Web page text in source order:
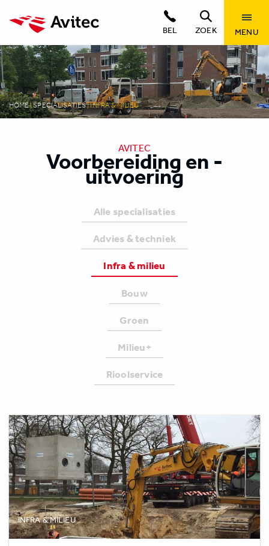
BEL ZOEK MENU
HOME|SPECIALISATIES|INFRA & MILIEU
AVITEC
Voorbereiding en -
uitvoering
Alle specialisaties
Advies & techniek
Infra & milieu
Bouw
Groen
Milieu+
Rioolservice
INFRA & MILIEU